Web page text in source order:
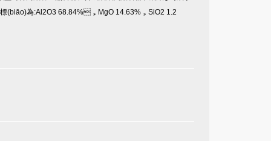
指標(biāo)為:Al2O3 68.84%，MgO 14.63%，SiO2 1.2